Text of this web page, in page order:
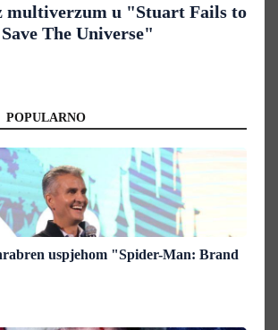
multiverzum u "Stuart Fails to
Save The Universe"
POPULARNO
uspjehom "Spider-Man: Brand